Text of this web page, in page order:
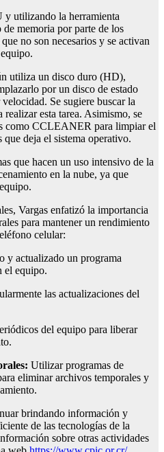
y utilizando la herramienta
de memoria por parte de los
no son necesarios y se activan
utiliza un disco duro (HD),
por un disco de estado
Se sugiere buscar la
esta tarea. Asimismo, se
como CCLEANER para limpiar el
deja el sistema operativo.
que hacen un uso intensivo de la
en la nube, ya que
Vargas enfatizó la importancia
para mantener un rendimiento
celular:
y actualizado un programa
el equipo.
las actualizaciones del
del equipo para liberar
Utilizar programas de
eliminar archivos temporales y
brindando información y
de las tecnologías de la
sobre otras actividades